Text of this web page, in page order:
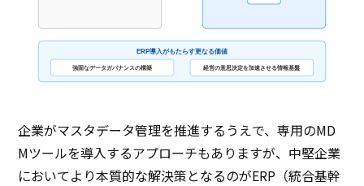
ERP導入がもたらす更なる価値
強固なデータガバナンスの構築 経営の意思決定を加速させる情報基盤
企業がマスタデータ管理を推進するうえで、専用のMD
Mツールを導入するアプローチもありますが、中堅企業
においてより本質的な解決策となるのがERP（統合基幹